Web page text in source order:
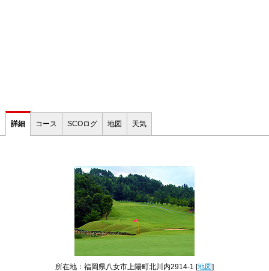
詳細 コース SCOログ 地図 天気
所在地：福岡県八女市上陽町北川内2914-1 [地図]